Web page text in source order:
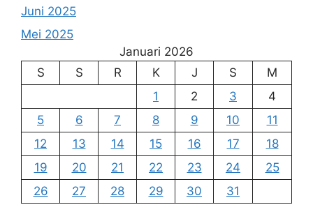
Juni 2025
Mei 2025
Januari 2026
S
S R K J S
M
1
2 3
4
5
6 7 8 9 10
11
12
13 14 15 16 17
18
19
20 21 22 23 24
25
26
27 28 29 30 31